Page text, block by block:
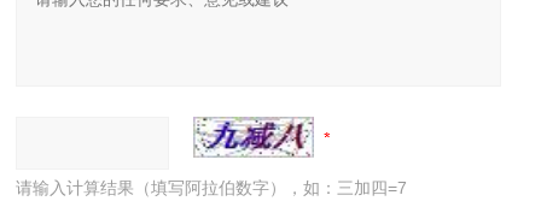
请输入计算结果（填写阿拉伯数字），如：三加四=7